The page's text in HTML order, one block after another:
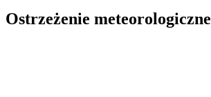
Ostrzeżenie meteorologiczne